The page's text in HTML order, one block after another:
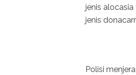
jenis
jenis
Polisi